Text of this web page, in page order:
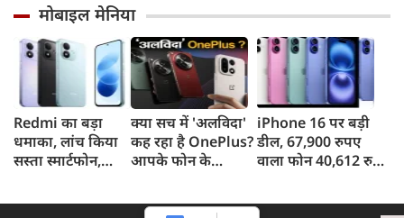
आज छात्रों का
विधानसभा मार्च
तिथि, योगी सरकार में
छात्रों को मिला
मजबूत सहारा
ने
मोबाइल मेनिया
Redmi का बड़ा
धमाका, लांच किया
सस्ता स्मार्टफोन,
क्या सच में 'अलविदा'
कह रहा है OnePlus?
आपके फोन के
iPhone 16 पर बड़ी
डील, 67,900 रुपए
वाला फोन 40,612 रुपए